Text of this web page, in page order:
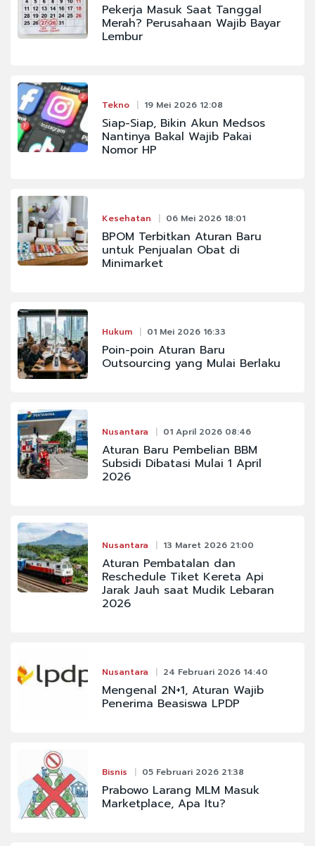
Pekerja Masuk Saat Tanggal
Merah? Perusahaan Wajib Bayar
Lembur
Tekno 19 Mei 2026 12:08
Siap-Siap, Bikin Akun Medsos
Nantinya Bakal Wajib Pakai
Nomor HP
Kesehatan 06 Mei 2026 18:01
BPOM Terbitkan Aturan Baru
untuk Penjualan Obat di
Minimarket
Hukum 01 Mei 2026 16:33
Poin-poin Aturan Baru
Outsourcing yang Mulai Berlaku
Nusantara 01 April 2026 08:46
Aturan Baru Pembelian BBM
Subsidi Dibatasi Mulai 1 April
2026
Nusantara 13 Maret 2026 21:00
Aturan Pembatalan dan
Reschedule Tiket Kereta Api
Jarak Jauh saat Mudik Lebaran
2026
Nusantara 24 Februari 2026 14:40
Mengenal 2N+1, Aturan Wajib
Penerima Beasiswa LPDP
Bisnis 05 Februari 2026 21:38
Prabowo Larang MLM Masuk
Marketplace, Apa Itu?